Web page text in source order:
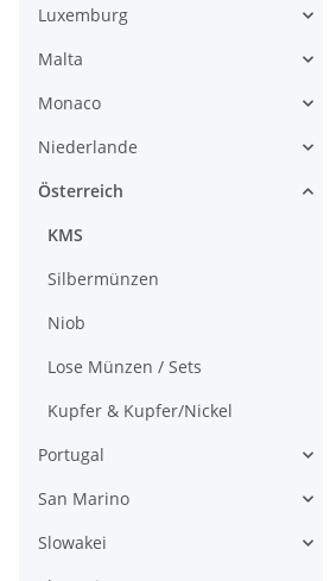
Luxemburg
Malta
Monaco
Niederlande
Österreich
KMS
Silbermünzen
Niob
Lose Münzen / Sets
Kupfer & Kupfer/Nickel
Portugal
San Marino
Slowakei